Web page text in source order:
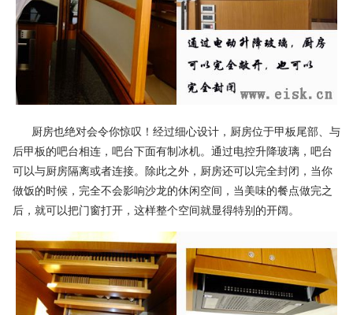
厨房也绝对会令你惊叹！经过细心设计，厨房位于甲板尾部、与
后甲板的吧台相连，吧台下面有制冰机。通过电控升降玻璃，吧台
可以与厨房隔离或者连接。除此之外，厨房还可以完全封闭，当你
做饭的时候，完全不会影响沙龙的休闲空间，当美味的餐点做完之
后，就可以把门窗打开，这样整个空间就显得特别的开阔。